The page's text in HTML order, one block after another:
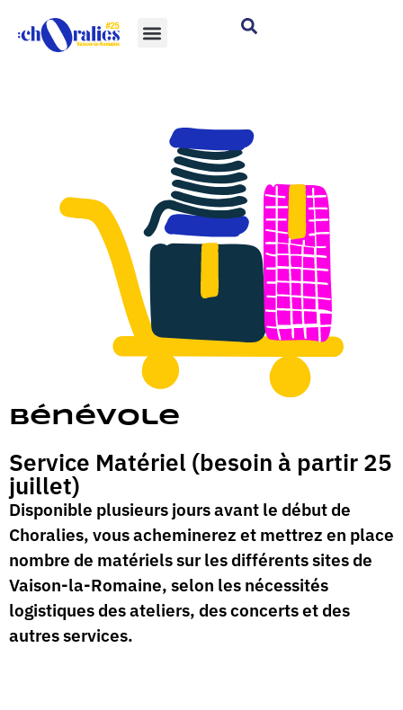
Bénévole
Service Matériel (besoin à partir 25
juillet)
Disponible plusieurs jours avant le début de
Choralies, vous acheminerez et mettrez en place
nombre de matériels sur les différents sites de
Vaison-la-Romaine, selon les nécessités
logistiques des ateliers, des concerts et des
autres services.